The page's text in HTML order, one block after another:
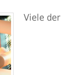
Viele der